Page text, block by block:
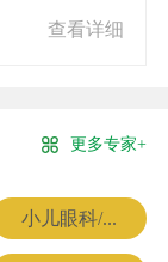
查看详细
更多专家+
小儿眼科/...